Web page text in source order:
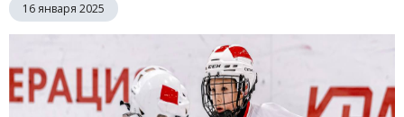
16 января 2025